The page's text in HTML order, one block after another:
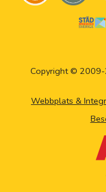
Copyright ©
Webbplats &